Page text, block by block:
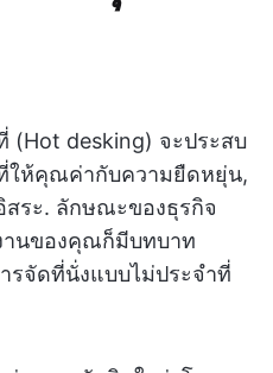
(Hot desking) จะประสบ
ให้คุณค่ากับความยืดหยุ่น,
สระ. ลักษณะของธุรกิจ
นของคุณก็มีบทบาท
รจัดที่นั่งแบบไม่ประจำที่